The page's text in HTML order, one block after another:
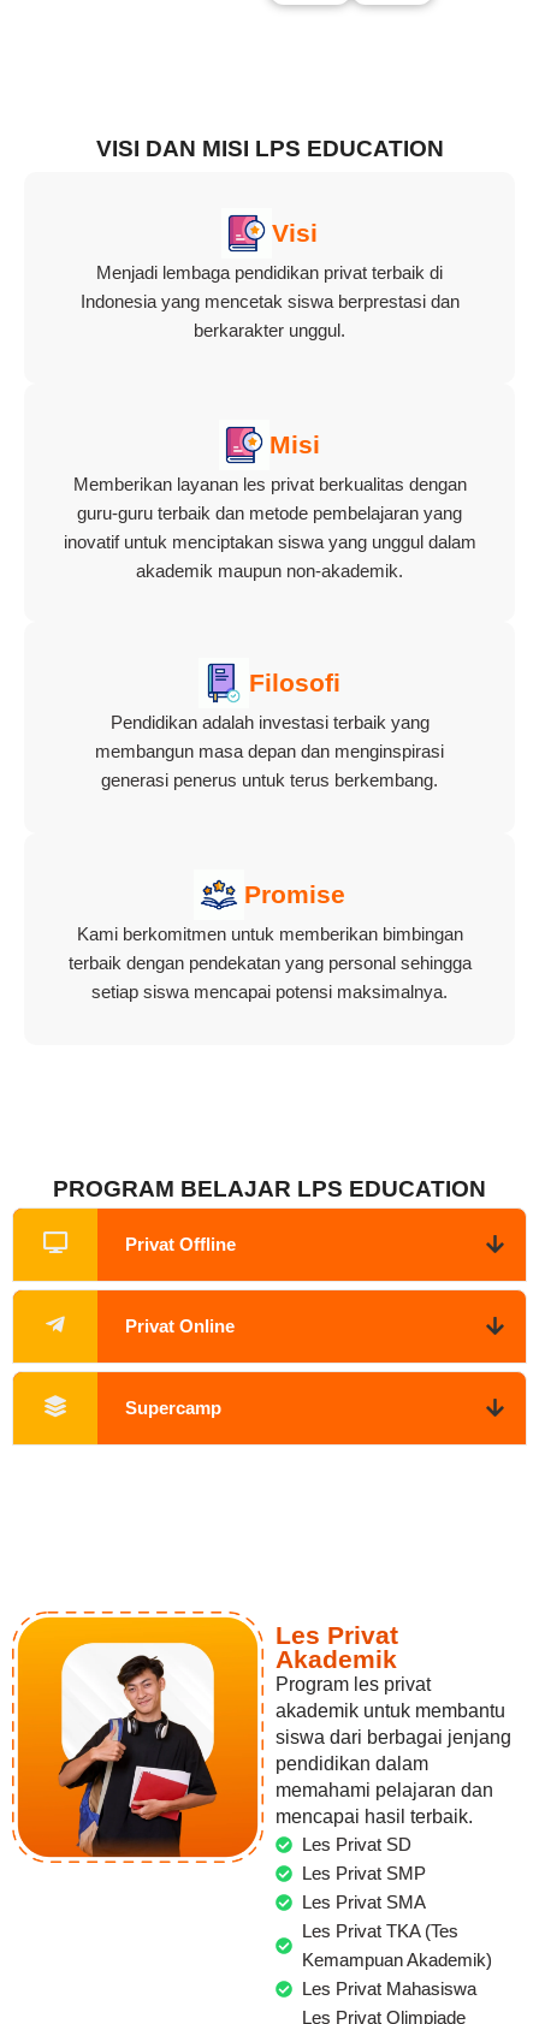
VISI DAN MISI LPS EDUCATION
Visi
Menjadi lembaga pendidikan privat terbaik di
Indonesia yang mencetak siswa berprestasi dan
berkarakter unggul.
Misi
Memberikan layanan les privat berkualitas dengan
guru-guru terbaik dan metode pembelajaran yang
inovatif untuk menciptakan siswa yang unggul dalam
akademik maupun non-akademik.
Filosofi
Pendidikan adalah investasi terbaik yang
membangun masa depan dan menginspirasi
generasi penerus untuk terus berkembang.
Promise
Kami berkomitmen untuk memberikan bimbingan
terbaik dengan pendekatan yang personal sehingga
setiap siswa mencapai potensi maksimalnya.
PROGRAM BELAJAR LPS EDUCATION
Privat Offline
Privat Online
Supercamp
Les Privat
Akademik
Program les privat
akademik untuk membantu
siswa dari berbagai jenjang
pendidikan dalam
memahami pelajaran dan
mencapai hasil terbaik.
Les Privat SD
Les Privat SMP
Les Privat SMA
Les Privat TKA (Tes
Kemampuan Akademik)
Les Privat Mahasiswa
Les Privat Olimpiade